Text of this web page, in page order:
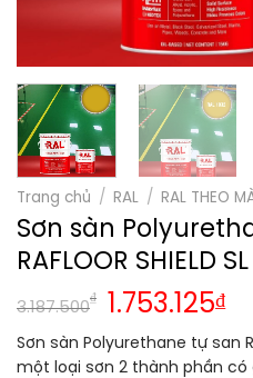
Trang chủ / RAL / RAL THEO
Sơn sàn
RAFLOOR SHIELD
3.187.500
₫ 1.753.125₫
Sơn sàn Polyurethane tự san
một loại sơn 2 thành phần có